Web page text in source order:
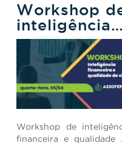
Workshop
inteligência
financeira e
qualidade
vida
Workshop de
financeira e qualidade